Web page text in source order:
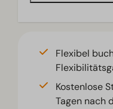
Flexibel
Kostenlose
Tagen nach